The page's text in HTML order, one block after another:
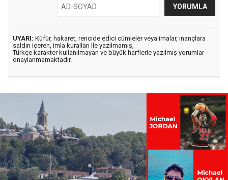
UYARI: Küfür, hakaret, rencide edici cümleler veya imalar, inançlara
saldırı içeren, imla kuralları ile yazılmamış,
Türkçe karakter kullanılmayan ve büyük harflerle yazılmış yorumlar
onaylanmamaktadır.